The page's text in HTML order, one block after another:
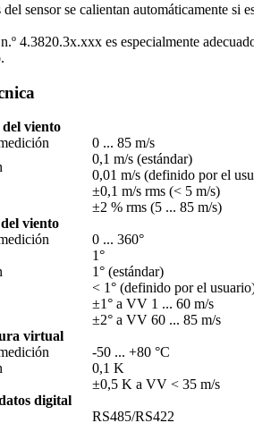
del sensor se calientan automáticamente si
4.3820.3x.xxx es especialmente
viento
0 ... 85 m/­s
0,1 m/­s (estándar)
0,01 m/­s (definido por el
±0,1 m/­s rms (< 5 m/­s)
±2 % rms (5 ... 85 m/­s)
viento
0 ... 360°
1°
1° (estándar)
< 1° (definido por el
±1° a VV 1 ... 60 m/­s
±2° a VV 60 ... 85 m/­s
virtual
-50 ... +80 °C
0,1 K
±0,5 K a VV < 35 m/­s
digital
RS485/­RS422